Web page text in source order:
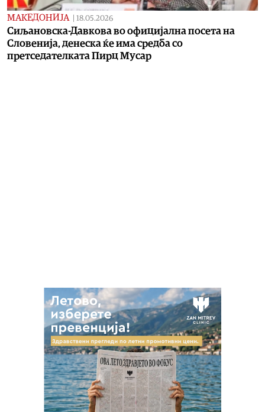
МАКЕДОНИЈА | 18.05.2026
Сиљановска-Давкова во официјална посета на
Словенија, денеска ќе има средба со
претседателката Пирц Мусар